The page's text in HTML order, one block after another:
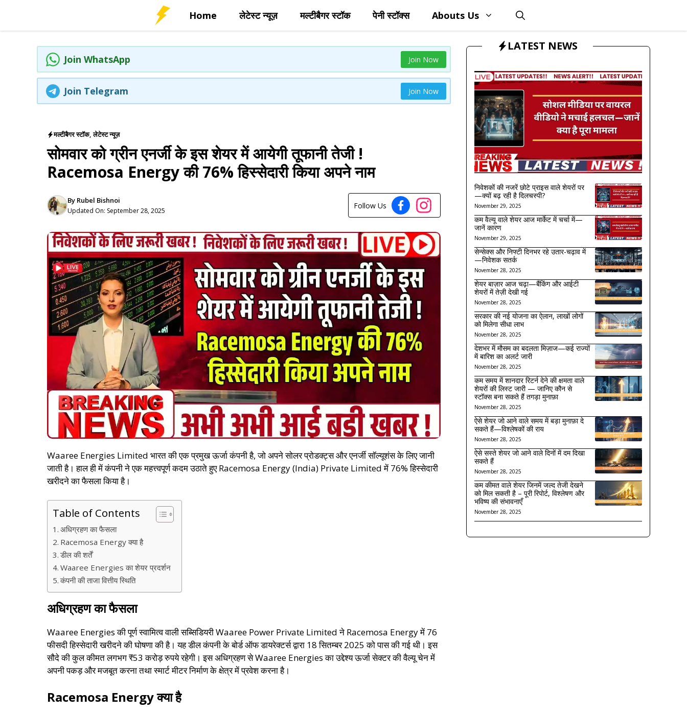
content
Home लेटेस्ट न्यूज़ मल्टीबैगर स्टॉक पेनी स्टॉक्स Abouts Us
Join WhatsApp Join Now
Join Telegram Join Now
मल्टीबैगर स्टॉक,लेटेस्ट न्यूज़
सोमवार को ग्रीन एनर्जी के इस शेयर में आयेगी तूफानी तेजी !
Racemosa Energy की 76% हिस्सेदारी किया अपने नाम
By Rubel Bishnoi
Updated On: September 28, 2025
Follow Us
Waaree Energies Limited भारत की एक प्रमुख ऊर्जा कंपनी है, जो अपने सोलर प्रोडक्ट्स और एनर्जी सॉल्यूशंस के लिए जानी
जाती है। हाल ही में कंपनी ने एक महत्त्वपूर्ण कदम उठाते हुए Racemosa Energy (India) Private Limited में 76% हिस्सेदारी
खरीदने का फैसला किया है।
Table of Contents
अधिग्रहण का फैसला
Racemosa Energy क्या है
डील की शर्तें
Waaree Energies का शेयर प्रदर्शन
कंपनी की ताजा वित्तीय स्थिति
अधिग्रहण का फैसला
Waaree Energies की पूर्ण स्वामित्व वाली सब्सिडियरी Waaree Power Private Limited ने Racemosa Energy में 76
फीसदी हिस्सेदारी खरीदने की घोषणा की है। यह डील कंपनी के बोर्ड ऑफ डायरेक्टर्स द्वारा 18 सितम्बर 2025 को पास की गई थी। इस
सौदे की कुल कीमत लगभग ₹53 करोड़ रुपये रहेगी। इस अधिग्रहण से Waaree Energies का उद्देश्य ऊर्जा सेक्टर की वैल्यू चेन में
अपनी पकड़ और मजबूत करना तथा स्मार्ट मीटर निर्माण के क्षेत्र में प्रवेश करना है।
Racemosa Energy क्या है
LATEST NEWS
निवेशकों की नजरें छोटे प्राइस वाले शेयरों पर
—क्यों बढ़ रही है दिलचस्पी?
November 29, 2025
कम वैल्यू वाले शेयर आज मार्केट में चर्चा में—
जानें कारण
November 29, 2025
सेन्सेक्स और निफ्टी दिनभर रहे उतार-चढ़ाव में
—निवेशक सतर्क
November 28, 2025
शेयर बाज़ार आज चढ़ा—बैंकिंग और आईटी
शेयरों में तेज़ी देखी गई
November 28, 2025
सरकार की नई योजना का ऐलान, लाखों लोगों
को मिलेगा सीधा लाभ
November 28, 2025
देशभर में मौसम का बदलता मिज़ाज—कई राज्यों
में बारिश का अलर्ट जारी
November 28, 2025
कम समय में शानदार रिटर्न देने की क्षमता वाले
शेयरों की लिस्ट जारी — जानिए कौन से
स्टॉक्स बना सकते हैं तगड़ा मुनाफ़ा
November 28, 2025
ऐसे शेयर जो आने वाले समय में बड़ा मुनाफ़ा दे
सकते हैं—विश्लेषकों की राय
November 28, 2025
ऐसे सस्ते शेयर जो आने वाले दिनों में दम दिखा
सकते हैं
November 28, 2025
कम कीमत वाले शेयर जिनमें जल्द तेजी देखने
को मिल सकती है – पूरी रिपोर्ट, विश्लेषण और
भविष्य की संभावनाएँ
November 28, 2025